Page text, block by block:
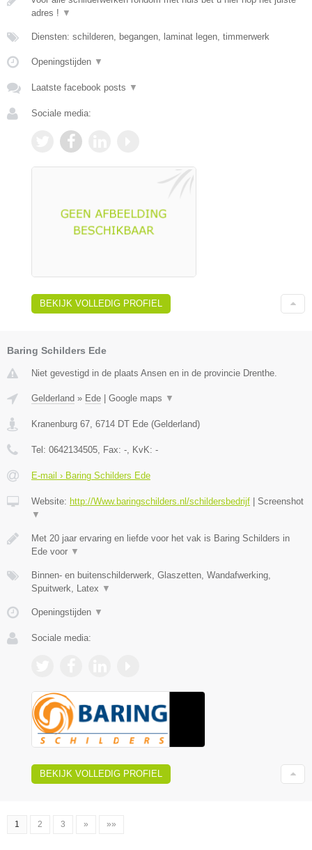
adres ! ▼
Diensten: schilderen, begangen, laminat legen, timmerwerk
Openingstijden ▼
Laatste facebook posts ▼
Sociale media:
BEKIJK VOLLEDIG PROFIEL
Baring Schilders Ede
Niet gevestigd in de plaats Ansen en in de provincie Drenthe.
Gelderland » Ede Google maps ▼
Kranenburg 67 6714 DT Ede (Gelderland)
Tel: 0642134505 , Fax: - , KvK: -
E-mail › Baring Schilders Ede
Website: http://Www.baringschilders.nl/schildersbedrijf
Screenshot
▼
Met 20 jaar ervaring en liefde voor het vak is Baring Schilders in
Ede voor ▼
Binnen- en buitenschilderwerk, Glaszetten, Wandafwerking,
Spuitwerk, Latex ▼
Openingstijden ▼
Sociale media:
BEKIJK VOLLEDIG PROFIEL
1 2 3 » »»